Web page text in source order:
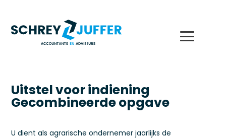
Uitstel voor indiening
Gecombineerde opgave
U dient als agrarische ondernemer jaarlijks de